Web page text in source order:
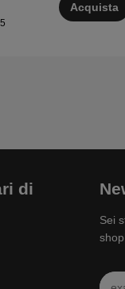
Acquista
di
Sei